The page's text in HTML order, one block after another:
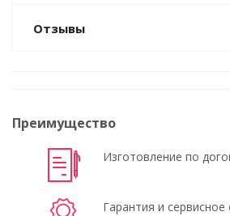
Отзывы
Преимущество
Изготовление по
Гарантия и